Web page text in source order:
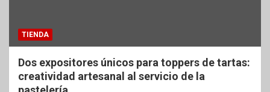
TIENDA
Dos expositores únicos para toppers de tartas:
creatividad artesanal al servicio de la